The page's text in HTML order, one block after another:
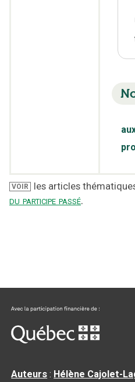
VOIR les articles
du participe passé.
Auteurs : Hélène Cajolet-